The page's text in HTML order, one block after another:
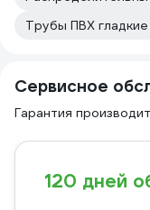
Трубы ПВХ
Сервисное
Гарантия
120 дней